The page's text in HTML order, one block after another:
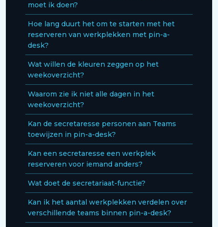
moet ik doen?
Hoe lang duurt het om te starten met het
reserveren van werkplekken met pin-a-
desk?
Wat willen de kleuren zeggen op het
weekoverzicht?
Waarom zie ik niet alle dagen in het
weekoverzicht?
Kan de secretaresse personen aan Teams
toewijzen in pin-a-desk?
Kan een secretaresse een werkplek
reserveren voor iemand anders?
Wat doet de secretariaat-functie?
Kan ik het aantal werkplekken verdelen over
verschillende teams binnen pin-a-desk?